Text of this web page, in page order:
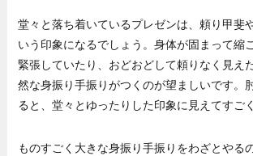
堂々と落ち着いているプレゼンは、頼り甲斐
いう印象になるでしょう。身体が固まって縮
緊張していたり、おどおどして頼りなく見え
然な身振り手振りがつくのが望ましいです。
ると、堂々とゆったりした印象に見えてすご
ものすごく大きな身振り手振りをわざとやる